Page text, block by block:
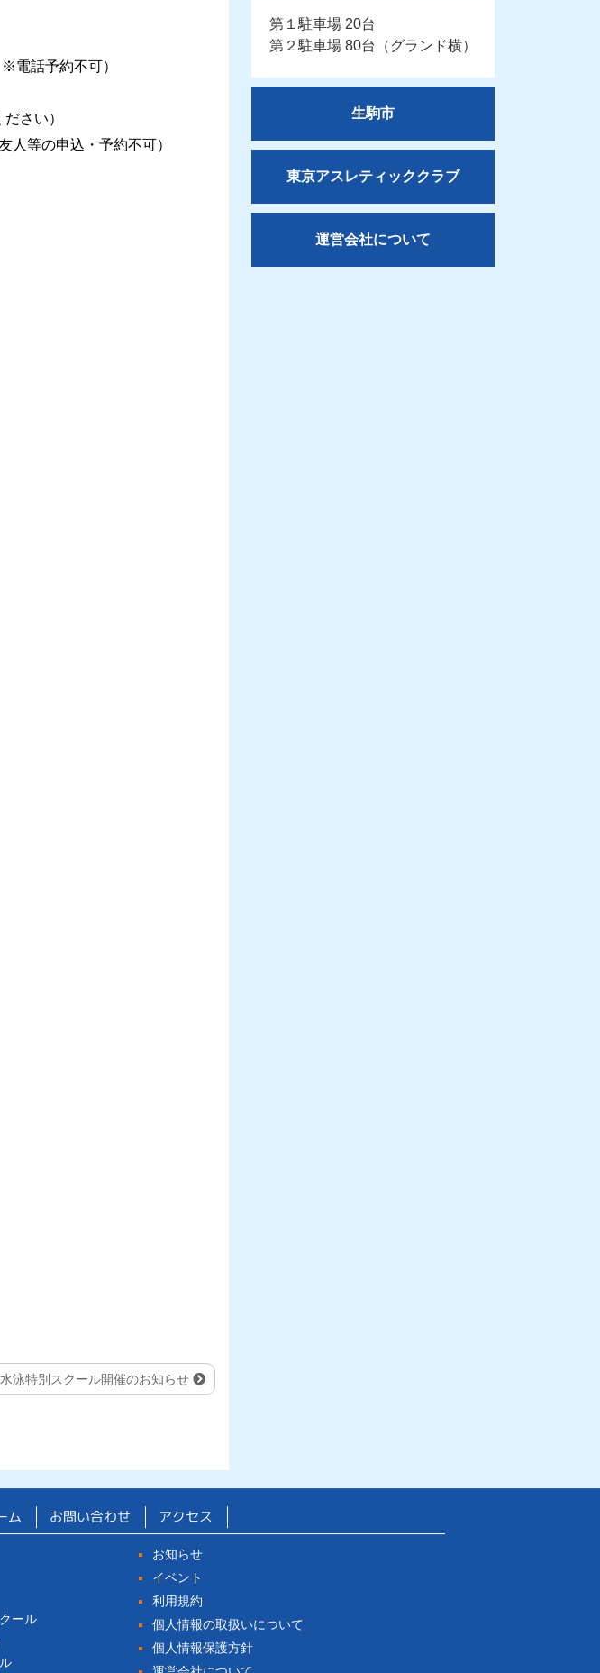
電話予約不可）
さい）
等の申込・予約不可）
泳特別スクール開催のお知らせ
第１駐車場 20台
第２駐車場 80台（グランド横）
生駒市
東京アスレティッククラブ
運営会社について
ム お問い合わせ アクセス
ール
お知らせ
イベント
利用規約
個人情報の取扱いについて
個人情報保護方針